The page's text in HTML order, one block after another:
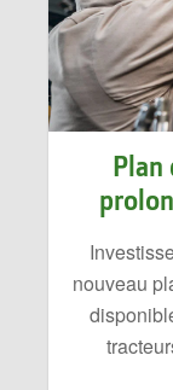
Plan
nouveau